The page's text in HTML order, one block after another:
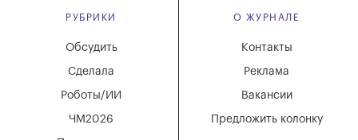
РУБРИКИ
Обсудить
Сделала
Роботы/ИИ
ЧМ2026
О ЖУРНАЛЕ
Вакансии
Реклама
Контакты
Предложить колонку